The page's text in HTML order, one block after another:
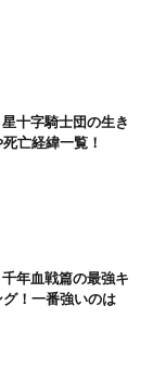
星十字騎士団の生き
亡経緯一覧！
千年血戦篇の最強キ
！一番強いのは